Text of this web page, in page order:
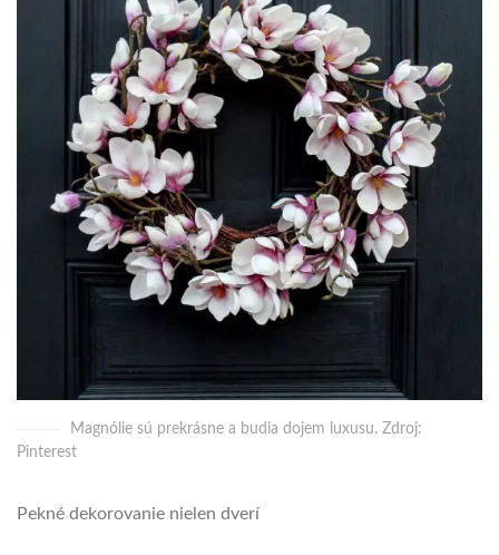
Magnólie sú prekrásne a budia dojem luxusu. Zdroj:
Pinterest
Pekné dekorovanie nielen dverí